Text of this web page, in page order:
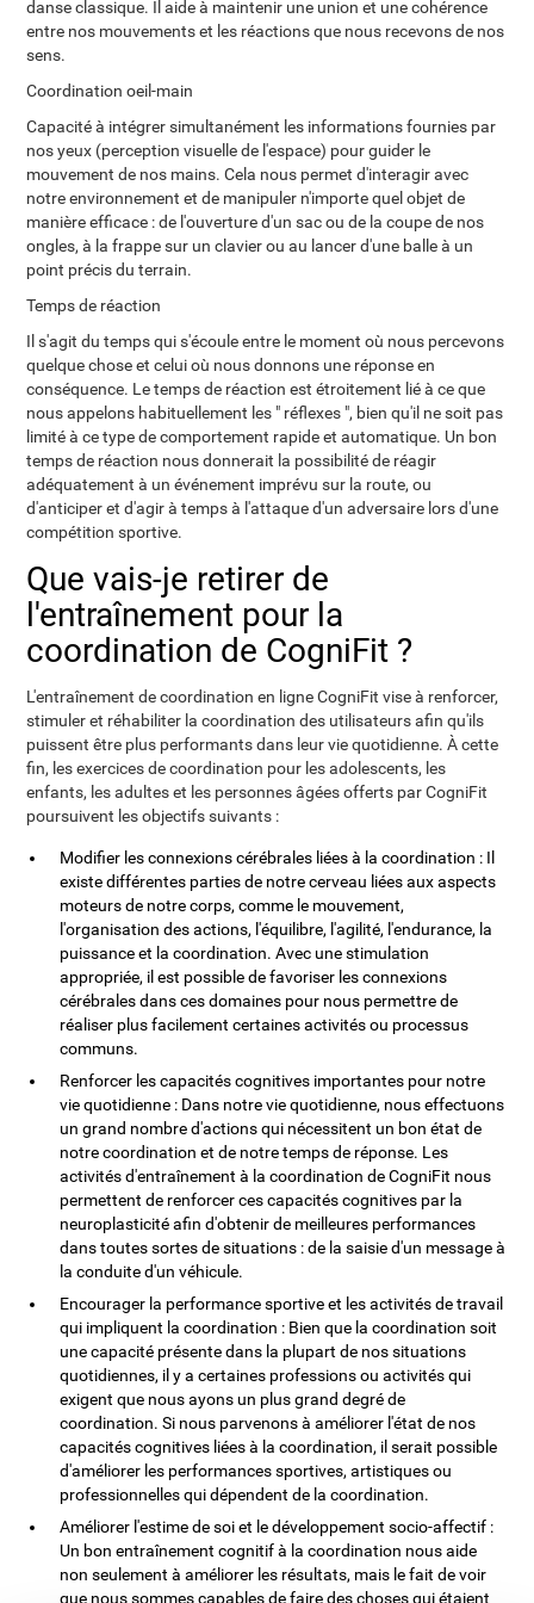
danse classique. Il aide à maintenir une union et une cohérence
entre nos mouvements et les réactions que nous recevons de nos
sens.
Coordination oeil-main
Capacité à intégrer simultanément les informations fournies par
nos yeux (perception visuelle de l'espace) pour guider le
mouvement de nos mains. Cela nous permet d'interagir avec
notre environnement et de manipuler n'importe quel objet de
manière efficace : de l'ouverture d'un sac ou de la coupe de nos
ongles, à la frappe sur un clavier ou au lancer d'une balle à un
point précis du terrain.
Temps de réaction
Il s'agit du temps qui s'écoule entre le moment où nous percevons
quelque chose et celui où nous donnons une réponse en
conséquence. Le temps de réaction est étroitement lié à ce que
nous appelons habituellement les " réflexes ", bien qu'il ne soit pas
limité à ce type de comportement rapide et automatique. Un bon
temps de réaction nous donnerait la possibilité de réagir
adéquatement à un événement imprévu sur la route, ou
d'anticiper et d'agir à temps à l'attaque d'un adversaire lors d'une
compétition sportive.
Que vais-je retirer de
l'entraînement pour la
coordination de CogniFit ?
L'entraînement de coordination en ligne CogniFit vise à renforcer,
stimuler et réhabiliter la coordination des utilisateurs afin qu'ils
puissent être plus performants dans leur vie quotidienne. À cette
fin, les exercices de coordination pour les adolescents, les
enfants, les adultes et les personnes âgées offerts par CogniFit
poursuivent les objectifs suivants :
Modifier les connexions cérébrales liées à la coordination : Il
existe différentes parties de notre cerveau liées aux aspects
moteurs de notre corps, comme le mouvement,
l'organisation des actions, l'équilibre, l'agilité, l'endurance, la
puissance et la coordination. Avec une stimulation
appropriée, il est possible de favoriser les connexions
cérébrales dans ces domaines pour nous permettre de
réaliser plus facilement certaines activités ou processus
communs.
Renforcer les capacités cognitives importantes pour notre
vie quotidienne : Dans notre vie quotidienne, nous effectuons
un grand nombre d'actions qui nécessitent un bon état de
notre coordination et de notre temps de réponse. Les
activités d'entraînement à la coordination de CogniFit nous
permettent de renforcer ces capacités cognitives par la
neuroplasticité afin d'obtenir de meilleures performances
dans toutes sortes de situations : de la saisie d'un message à
la conduite d'un véhicule.
Encourager la performance sportive et les activités de travail
qui impliquent la coordination : Bien que la coordination soit
une capacité présente dans la plupart de nos situations
quotidiennes, il y a certaines professions ou activités qui
exigent que nous ayons un plus grand degré de
coordination. Si nous parvenons à améliorer l'état de nos
capacités cognitives liées à la coordination, il serait possible
d'améliorer les performances sportives, artistiques ou
professionnelles qui dépendent de la coordination.
Améliorer l'estime de soi et le développement socio-affectif :
Un bon entraînement cognitif à la coordination nous aide
non seulement à améliorer les résultats, mais le fait de voir
que nous sommes capables de faire des choses qui étaient